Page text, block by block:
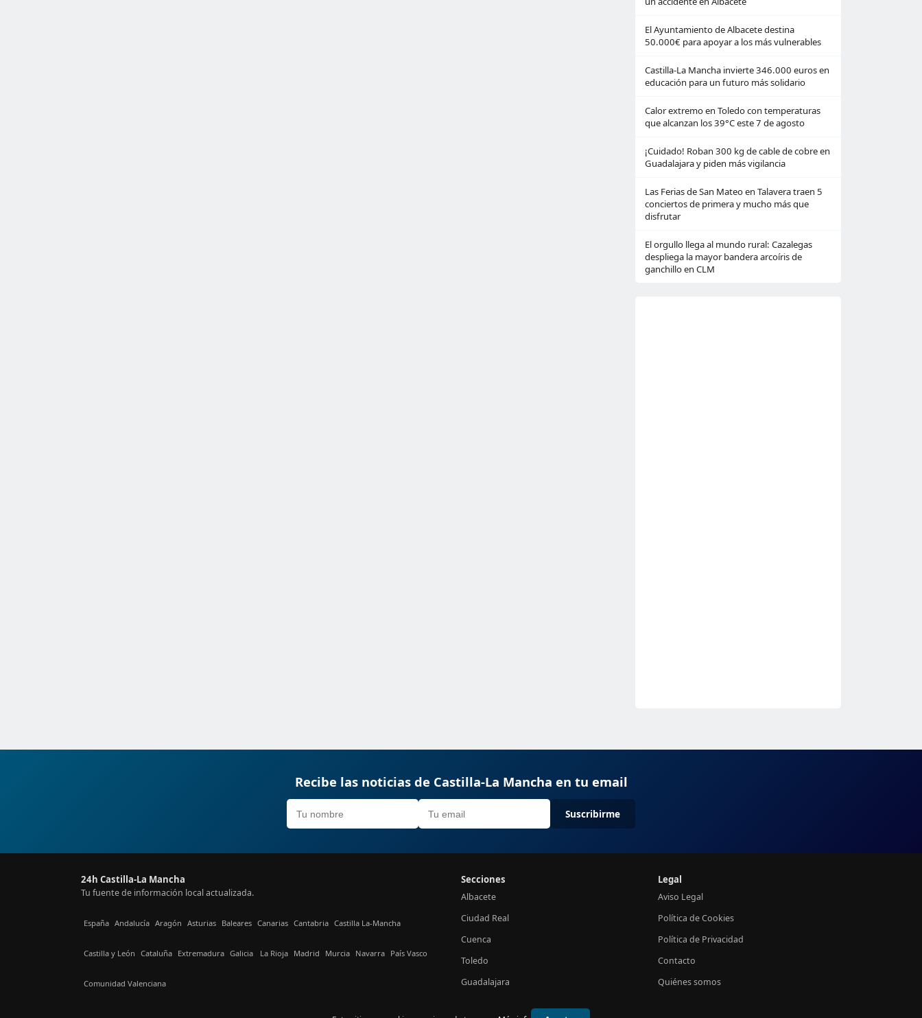
El Ayuntamiento de Albacete destina
50.000€ para apoyar a los más vulnerables
Castilla-La Mancha invierte 346.000 euros en
educación para un futuro más solidario
Calor extremo en Toledo con temperaturas
que alcanzan los 39°C este 7 de agosto
¡Cuidado! Roban 300 kg de cable de cobre en
Guadalajara y piden más vigilancia
Las Ferias de San Mateo en Talavera traen 5
conciertos de primera y mucho más que
disfrutar
El orgullo llega al mundo rural: Cazalegas
despliega la mayor bandera arcoíris de
ganchillo en CLM
Recibe las noticias de Castilla-La Mancha en tu email
Suscribirme
24h Castilla-La Mancha
Tu fuente de información local actualizada.
España Andalucía Aragón Asturias Baleares Canarias Cantabria Castilla La-Mancha
Castilla y León Cataluña Extremadura Galicia La Rioja Madrid Murcia Navarra País Vasco
Comunidad Valenciana
Secciones
Albacete
Ciudad Real
Cuenca
Toledo
Guadalajara
Legal
Aviso Legal
Política de Cookies
Política de Privacidad
Contacto
Quiénes somos